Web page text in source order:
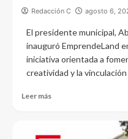
Redacción C agosto 6,
El presidente municipal,
inauguró EmprendeLand
iniciativa orientada a
creatividad y la
Leer más